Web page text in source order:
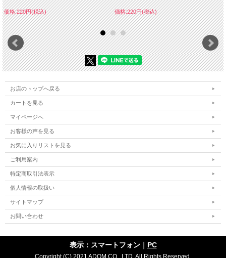
価格:220円(税込) 価格:220円(税込)
お店のトップへ戻る
カートを見る
マイページへ
お客様の声を見る
お気に入りリストを見る
ご利用案内
特定商取引法表示
個人情報の取扱い
サイトマップ
お問い合わせ
表示：スマートフォン｜ PC
Copyright (C) 2021 ADOM CO., LTD. All Rights Reserved.